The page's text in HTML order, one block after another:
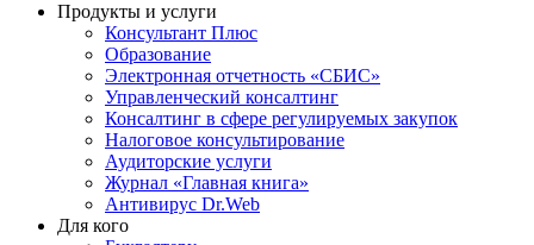
Продукты и услуги
Консультант Плюс
Образование
Электронная отчетность «СБИС»
Управленческий консалтинг
Консалтинг в сфере регулируемых закупок
Налоговое консультирование
Аудиторские услуги
Журнал «Главная книга»
Антивирус Dr.Web
Для кого